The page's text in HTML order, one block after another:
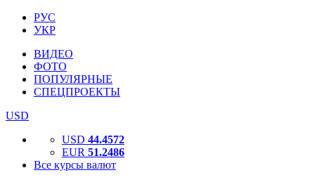
РУС
УКР
ВИДЕО
ФОТО
ПОПУЛЯРНЫЕ
СПЕЦПРОЕКТЫ
USD
USD 44.4572
EUR 51.2486
Все курсы валют